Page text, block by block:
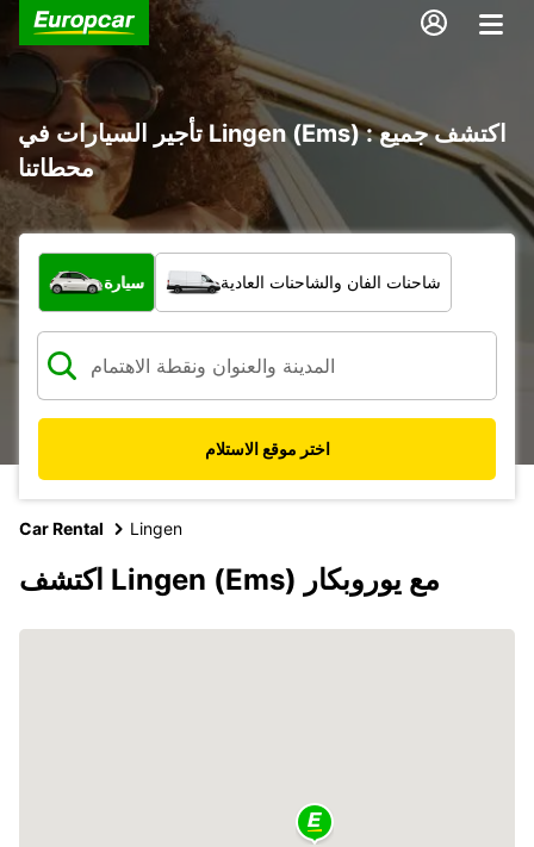
تأجير السيارات في Lingen (Ems) : اكتشف جميع
محطاتنا
ما نوع المركبة؟
سيارة شاحنات الفان والشاحنات العادية
اختر موقع الاستلام
Car Rental Lingen
اكتشف Lingen (Ems) مع يوروبكار